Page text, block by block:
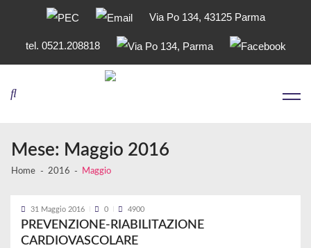
Via Po 134, 43125 Parma
tel. 0521.208818
navigation
content
Mese: Maggio 2016
Home 2016 Maggio
31 Maggio 2016 0 4900
PREVENZIONE-RIABILITAZIONE
CARDIOVASCOLARE